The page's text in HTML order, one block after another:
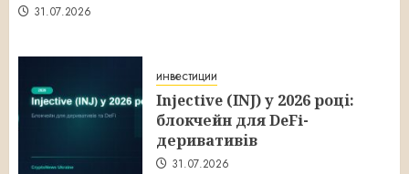
31.07.2026
инвестиции
Injective (INJ) у 2026 році:
блокчейн для DeFi-
деривативів
31.07.2026